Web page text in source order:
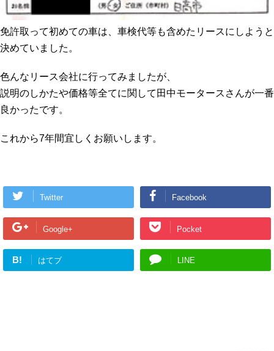
免許取って初めての車は、車検代等も含めたリースにしようと
決めていました。
色んなリース会社に行ってみましたが、
説明のしかたや価格等全てに関して田中モータースさんが一番
良かったです。
これから7年間宜しくお願いします。
Twitter Facebook
Google+ Pocket
B! はてブ LINE